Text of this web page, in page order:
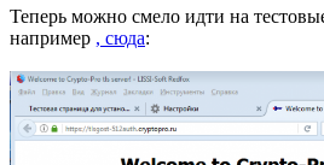
Теперь можно смело идти на
например , сюда: